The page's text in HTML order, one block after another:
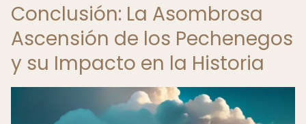
Conclusión: La Asombrosa
Ascensión de los Pechenegos
y su Impacto en la Historia